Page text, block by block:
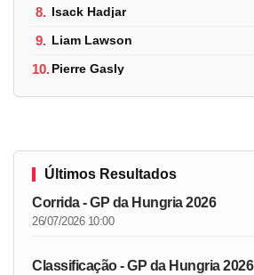
8. Isack Hadjar
9. Liam Lawson
10.Pierre Gasly
Últimos Resultados
Corrida - GP da Hungria 2026
26/07/2026 10:00
Classificação - GP da Hungria 2026